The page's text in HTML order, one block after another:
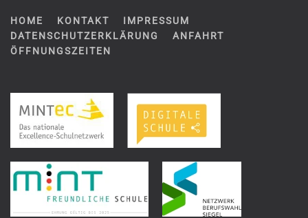
HOME KONTAKT
IMPRESSUM
DATENSCHUTZERKLÄRUNG
ANFAHRT
ÖFFNUNGSZEITEN